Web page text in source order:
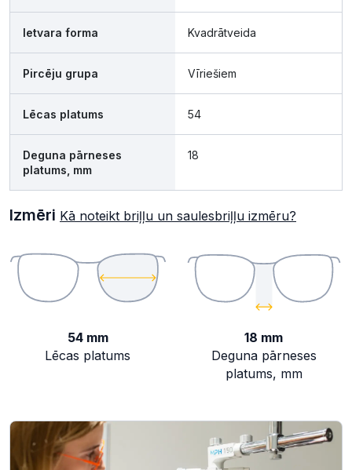
Ietvara forma Kvadrātveida
Pircēju grupa Vīriešiem
Lēcas platums 54
Deguna pārneses
platums, mm
18
Izmēri Kā noteikt briļļu un saulesbriļļu izmēru?
54 mm
Lēcas platums
18 mm
Deguna pārneses
platums, mm